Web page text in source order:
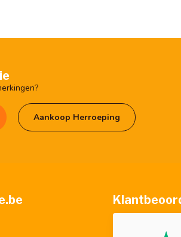
Aankoop Herroeping